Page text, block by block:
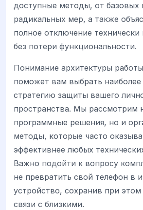
доступные методы, от базовых
радикальных мер, а также
полное отключение
без потери функциональности.
Понимание архитектуры
поможет вам выбрать
стратегию защиты вашего
пространства. Мы рассмотрим
программные решения, но и
методы, которые часто
эффективнее любых
Важно подойти к вопросу
не превратить свой телефон в
устройство, сохранив при
связи с близкими.